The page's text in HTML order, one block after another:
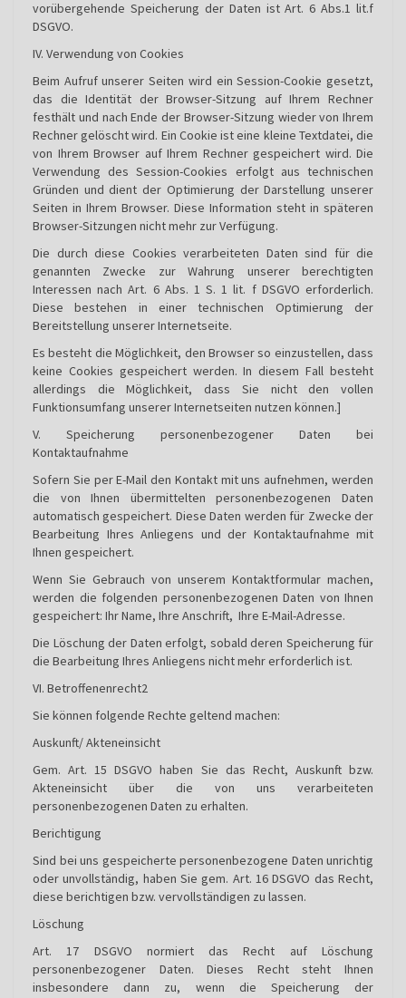
vorübergehende Speicherung der Daten ist Art. 6 Abs.1 lit.f
DSGVO.
IV. Verwendung von Cookies
Beim Aufruf unserer Seiten wird ein Session-Cookie gesetzt,
das die Identität der Browser-Sitzung auf Ihrem Rechner
festhält und nach Ende der Browser-Sitzung wieder von Ihrem
Rechner gelöscht wird. Ein Cookie ist eine kleine Textdatei, die
von Ihrem Browser auf Ihrem Rechner gespeichert wird. Die
Verwendung des Session-Cookies erfolgt aus technischen
Gründen und dient der Optimierung der Darstellung unserer
Seiten in Ihrem Browser. Diese Information steht in späteren
Browser-Sitzungen nicht mehr zur Verfügung.
Die durch diese Cookies verarbeiteten Daten sind für die
genannten Zwecke zur Wahrung unserer berechtigten
Interessen nach Art. 6 Abs. 1 S. 1 lit. f DSGVO erforderlich.
Diese bestehen in einer technischen Optimierung der
Bereitstellung unserer Internetseite.
Es besteht die Möglichkeit, den Browser so einzustellen, dass
keine Cookies gespeichert werden. In diesem Fall besteht
allerdings die Möglichkeit, dass Sie nicht den vollen
Funktionsumfang unserer Internetseiten nutzen können.]
V. Speicherung personenbezogener Daten bei
Kontaktaufnahme
Sofern Sie per E-Mail den Kontakt mit uns aufnehmen, werden
die von Ihnen übermittelten personenbezogenen Daten
automatisch gespeichert. Diese Daten werden für Zwecke der
Bearbeitung Ihres Anliegens und der Kontaktaufnahme mit
Ihnen gespeichert.
Wenn Sie Gebrauch von unserem Kontaktformular machen,
werden die folgenden personenbezogenen Daten von Ihnen
gespeichert: Ihr Name, Ihre Anschrift, Ihre E-Mail-Adresse.
Die Löschung der Daten erfolgt, sobald deren Speicherung für
die Bearbeitung Ihres Anliegens nicht mehr erforderlich ist.
VI. Betroffenenrecht2
Sie können folgende Rechte geltend machen:
Auskunft/ Akteneinsicht
Gem. Art. 15 DSGVO haben Sie das Recht, Auskunft bzw.
Akteneinsicht über die von uns verarbeiteten
personenbezogenen Daten zu erhalten.
Berichtigung
Sind bei uns gespeicherte personenbezogene Daten unrichtig
oder unvollständig, haben Sie gem. Art. 16 DSGVO das Recht,
diese berichtigen bzw. vervollständigen zu lassen.
Löschung
Art. 17 DSGVO normiert das Recht auf Löschung
personenbezogener Daten. Dieses Recht steht Ihnen
insbesondere dann zu, wenn die Speicherung der